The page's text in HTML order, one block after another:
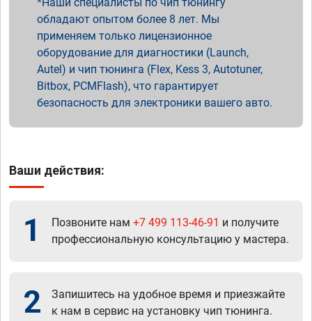
обладают опытом более 8 лет. Мы
применяем только лицензионное
оборудование для диагностики (Launch,
Autel) и чип тюнинга (Flex, Kess 3, Autotuner,
Bitbox, PCMFlash), что гарантирует
безопасность для электроники вашего авто.
Ваши действия:
1 Позвоните нам +7 499 113-46-91 и получите
профессиональную консультацию у мастера.
2
Запишитесь на удобное время и приезжайте
к нам в сервис на установку чип тюнинга.